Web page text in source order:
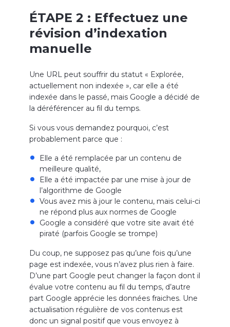
ÉTAPE 2 : Effectuez une
révision d’indexation
manuelle
Une URL peut souffrir du statut « Explorée,
actuellement non indexée », car elle a été
indexée dans le passé, mais Google a décidé de
la déréférencer au fil du temps.
Si vous vous demandez pourquoi, c’est
probablement parce que :
Elle a été remplacée par un contenu de
meilleure qualité,
Elle a été impactée par une mise à jour de
l’algorithme de Google
Vous avez mis à jour le contenu, mais celui-ci
ne répond plus aux normes de Google
Google a considéré que votre site avait été
piraté (parfois Google se trompe)
Du coup, ne supposez pas qu’une fois qu’une
page est indexée, vous n’avez plus rien à faire.
D’une part Google peut changer la façon dont il
évalue votre contenu au fil du temps, d’autre
part Google apprécie les données fraiches. Une
actualisation régulière de vos contenus est
donc un signal positif que vous envoyez à